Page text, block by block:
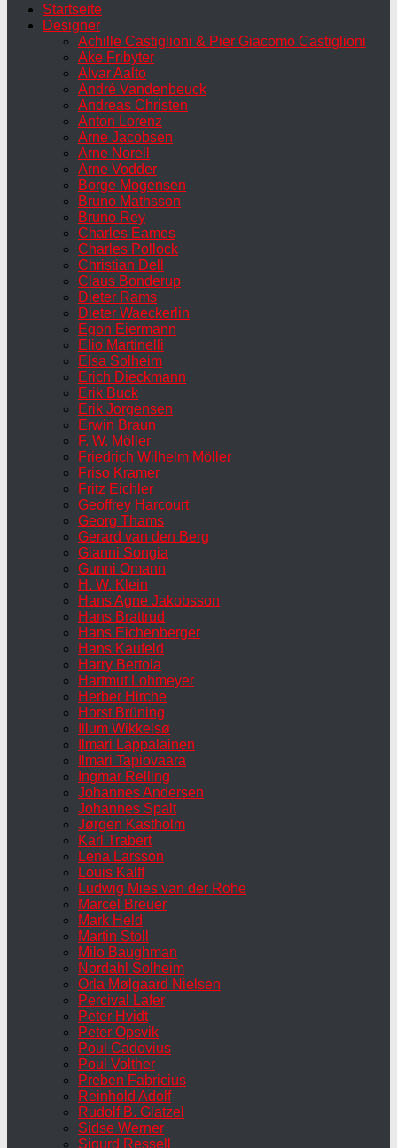
Startseite
Designer
Achille Castiglioni & Pier Giacomo Castiglioni
Ake Fribyter
Alvar Aalto
André Vandenbeuck
Andreas Christen
Anton Lorenz
Arne Jacobsen
Arne Norell
Arne Vodder
Borge Mogensen
Bruno Mathsson
Bruno Rey
Charles Eames
Charles Pollock
Christian Dell
Claus Bonderup
Dieter Rams
Dieter Waeckerlin
Egon Eiermann
Elio Martinelli
Elsa Solheim
Erich Dieckmann
Erik Buck
Erik Jorgensen
Erwin Braun
F. W. Möller
Friedrich Wilhelm Möller
Friso Kramer
Fritz Eichler
Geoffrey Harcourt
Georg Thams
Gerard van den Berg
Gianni Songia
Gunni Omann
H. W. Klein
Hans Agne Jakobsson
Hans Brattrud
Hans Eichenberger
Hans Kaufeld
Harry Bertoia
Hartmut Lohmeyer
Herber Hirche
Horst Brüning
Illum Wikkelsø
Ilmari Lappalainen
Ilmari Tapiovaara
Ingmar Relling
Johannes Andersen
Johannes Spalt
Jørgen Kastholm
Karl Trabert
Lena Larsson
Louis Kalff
Ludwig Mies van der Rohe
Marcel Breuer
Mark Held
Martin Stoll
Milo Baughman
Nordahl Solheim
Orla Mølgaard Nielsen
Percival Lafer
Peter Hvidt
Peter Opsvik
Poul Cadovius
Poul Volther
Preben Fabricius
Reinhold Adolf
Rudolf B. Glatzel
Sidse Werner
Sigurd Ressell